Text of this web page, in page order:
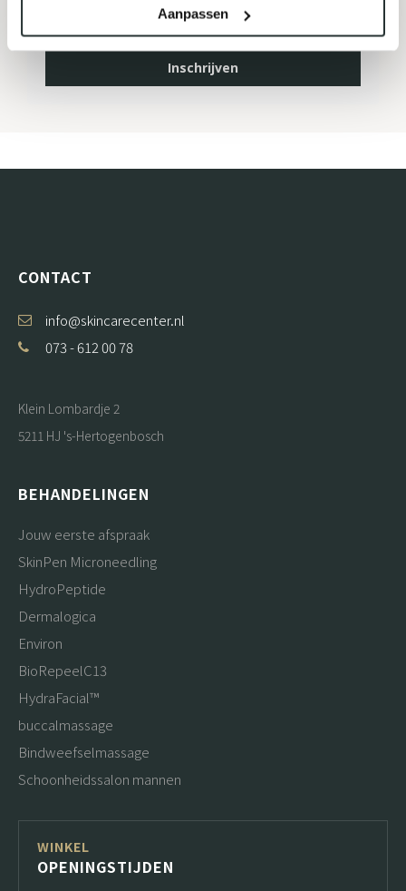
Aanpassen
Inschrijven
CONTACT
info@skincarecenter.nl
073 - 612 00 78
Klein Lombardje 2
5211 HJ 's-Hertogenbosch
BEHANDELINGEN
Jouw eerste afspraak
SkinPen Microneedling
HydroPeptide
Dermalogica
Environ
BioRepeelC13
HydraFacial™
buccalmassage
Bindweefselmassage
Schoonheidssalon mannen
WINKEL
OPENINGSTIJDEN